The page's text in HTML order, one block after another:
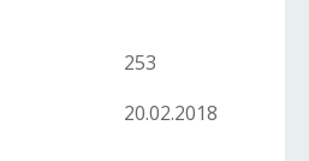
253
20.02.2018